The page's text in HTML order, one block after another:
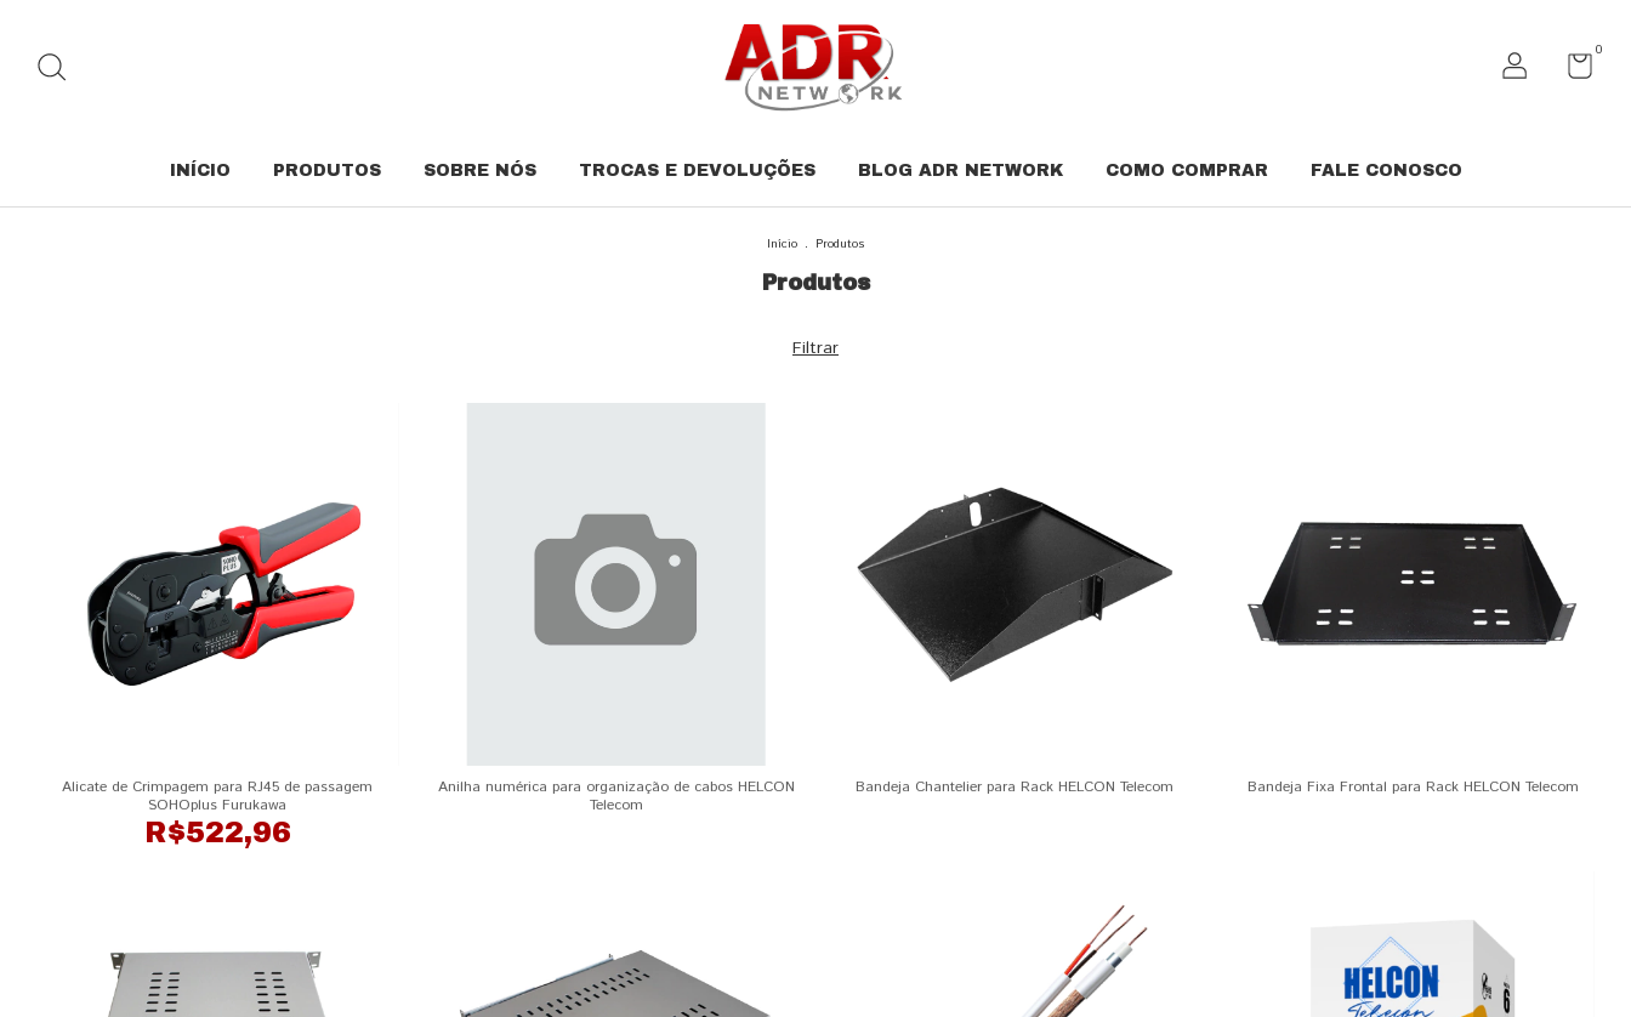
0
INÍCIO PRODUTOS SOBRE NÓS TROCAS E DEVOLUÇÕES BLOG ADR NETWORK COMO COMPRAR FALE CONOSCO
Início . Produtos
Produtos
Filtrar
Alicate de Crimpagem para RJ45 de passagem
SOHOplus Furukawa
R$522,96
Anilha numérica para organização de cabos HELCON
Telecom
Bandeja Chantelier para Rack HELCON Telecom Bandeja Fixa Frontal para Rack HELCON Telecom